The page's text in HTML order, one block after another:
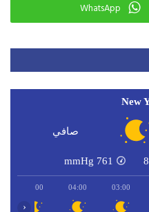
WhatsApp
New
صافي
761
mmHg
03:00
04:00
05:00
‹